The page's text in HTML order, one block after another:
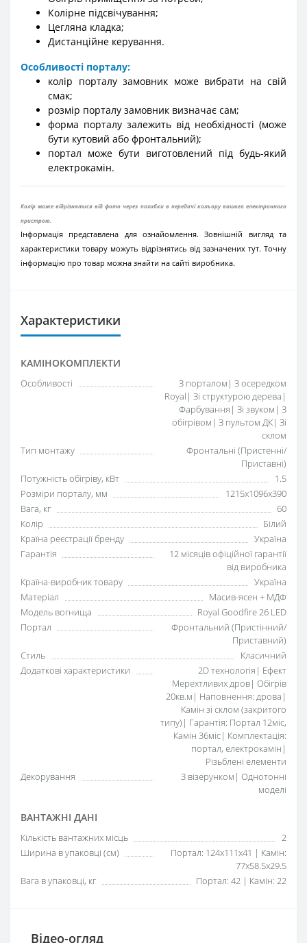
Колірне підсвічування;
Цегляна кладка;
Дистанційне керування.
Особливості порталу:
колір порталу замовник може вибрати на свій
смак;
розмір порталу замовник визначає сам;
форма порталу залежить від необхідності (може
бути кутовий або фронтальний);
портал може бути виготовлений під будь-який
електрокамін.
Колір може відрізнятися від фото через похибки в передачі кольору вашого електронного
пристрою.
Інформація представлена для ознайомлення. Зовнішній вигляд та
характеристики товару можуть відрізнятись від зазначених тут. Точну
інформацію про товар можна знайти на сайті виробника.
Характеристики
КАМІНОКОМПЛЕКТИ
Особливості
З порталом| З осередком
Royal| Зі структурою дерева|
Фарбування| Зі звуком| З
обігрівом| З пультом ДК| Зі
склом
Тип монтажу
Фронтальні (Пристенні/
Приставні)
Потужність обігріву, кВт
1.5
Розміри порталу, мм
1215x1096x390
Вага, кг
60
Колір
Білий
Країна реєстрації бренду
Україна
Гарантія
12 місяців офіційної гарантії
від виробника
Країна-виробник товару
Україна
Матеріал
Масив-ясен + МДФ
Модель вогнища
Royal Goodfire 26 LED
Портал
Фронтальний (Пристінний/
Приставний)
Стиль
Класичний
Додаткові характеристики
2D технологія| Ефект
Мерехтливих дров| Обігрів
20кв.м| Наповнення: дрова|
Камін зі склом (закритого
типу)| Гарантія: Портал 12міс,
Камін 36міс| Комплектація:
портал, електрокамін|
Різьблені елементи
Декорування
З візерунком| Однотонні
моделі
ВАНТАЖНІ ДАНІ
Кількість вантажних місць
2
Ширина в упаковці (см)
Портал: 124x111x41 | Камін:
77x58.5x29.5
Вага в упаковці, кг
Портал: 42 | Камін: 22
Відео-огляд